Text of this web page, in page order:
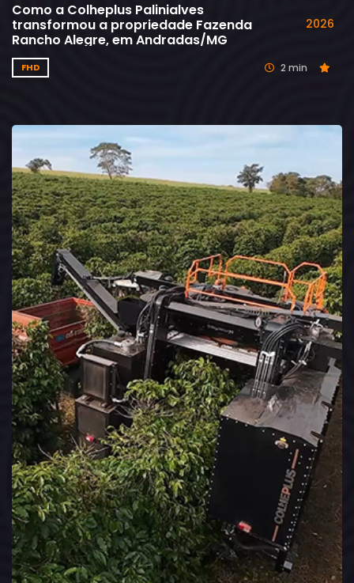
Como a Colheplus Palinialves
transformou a propriedade Fazenda
Rancho Alegre, em Andradas/MG
2026
FHD 2 min